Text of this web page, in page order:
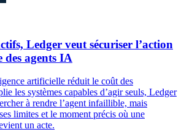
Ledger veut sécuriser l’action
des agents IA
artificielle réduit le coût des
les systèmes capables d’agir seuls, Ledger
à rendre l’agent infaillible, mais
limites et le moment précis où une
un acte.